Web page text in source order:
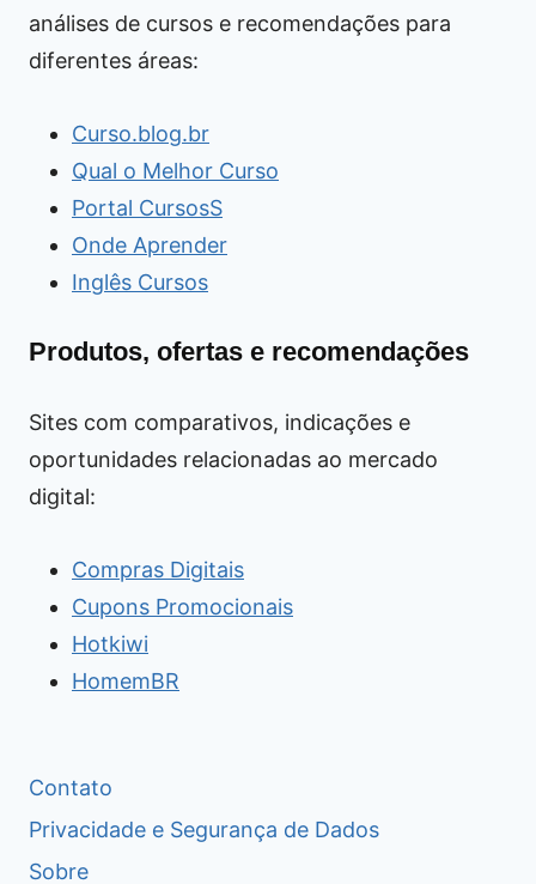
análises de cursos e recomendações para
diferentes áreas:
Curso.blog.br
Qual o Melhor Curso
Portal CursosS
Onde Aprender
Inglês Cursos
Produtos, ofertas e recomendações
Sites com comparativos, indicações e
oportunidades relacionadas ao mercado
digital:
Compras Digitais
Cupons Promocionais
Hotkiwi
HomemBR
Contato
Privacidade e Segurança de Dados
Sobre